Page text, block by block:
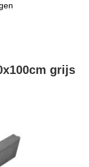
grijs